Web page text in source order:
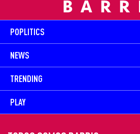
POPLITICS
NEWS
TRENDING
PLAY